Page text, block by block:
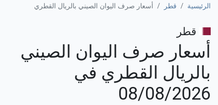
الرئيسية قطر أسعار صرف اليوان الصيني بالريال القطري
قطر
أسعار صرف اليوان الصيني
بالريال القطري في
08/08/2026